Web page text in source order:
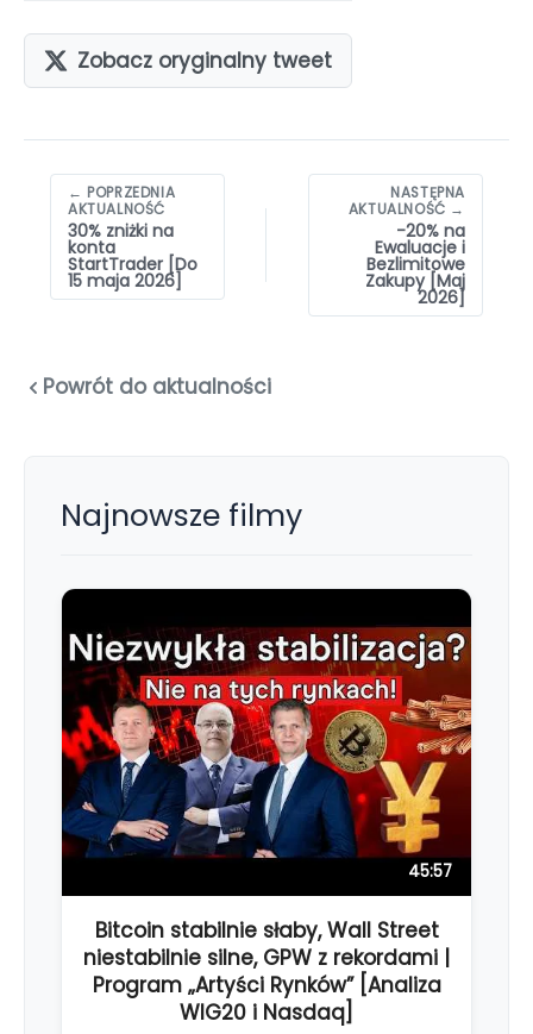
Zobacz oryginalny tweet
Nawigacja
wpisów
← POPRZEDNIA
AKTUALNOŚĆ
30% zniżki na
konta
StartTrader [Do
15 maja 2026]
NASTĘPNA
AKTUALNOŚĆ →
-20% na
Ewaluacje i
Bezlimitowe
Zakupy [Maj
2026]
Powrót do aktualności
Najnowsze filmy
45:57
Bitcoin stabilnie słaby, Wall Street
niestabilnie silne, GPW z rekordami |
Program „Artyści Rynków” [Analiza
WIG20 i Nasdaq]